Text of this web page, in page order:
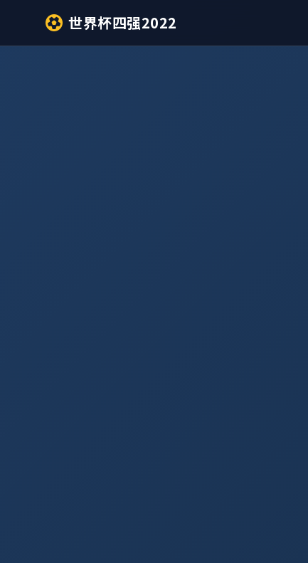
世界杯四强2022